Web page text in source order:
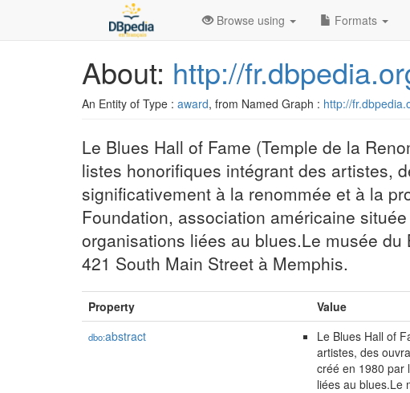
Browse using Formats
About: http://
An Entity of Type : award, from Named Graph : http://
Le Blues Hall of Fame (Temple de la
listes honorifiques intégrant des artistes,
significativement à la renommée et à la
Foundation, association américaine
organisations liées au blues.Le musée
421 South Main Street à Memphis.
Property Value
dbo:abstract
Le Blues Hall of
artistes, des
créé en 1980 par
liées au blues.Le